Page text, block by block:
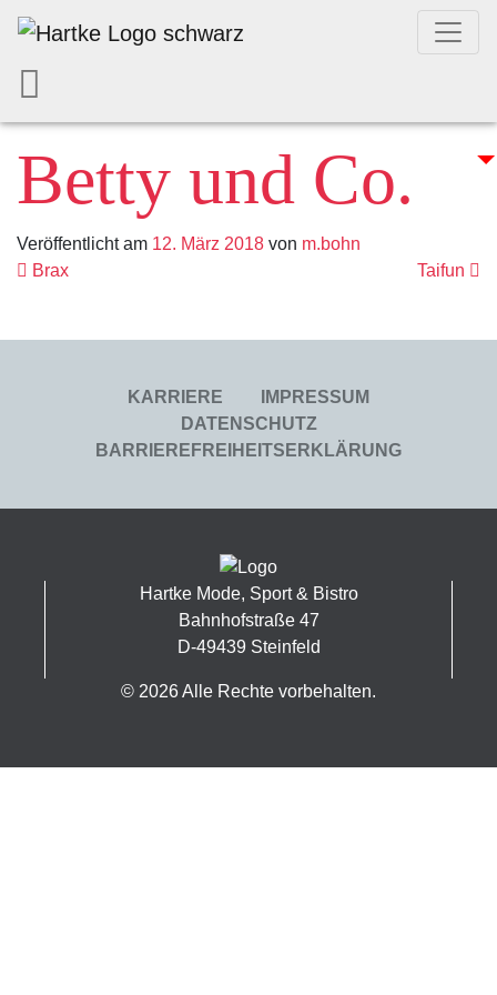
Betty und Co.
Veröffentlicht am 12. März 2018 von m.bohn
Beitrags-
Brax Taifun
KARRIERE
IMPRESSUM
DATENSCHUTZ
BARRIEREFREIHEITSERKLÄRUNG
Hartke Mode, Sport & Bistro
Bahnhofstraße 47
D-49439 Steinfeld
© 2026 Alle Rechte vorbehalten.